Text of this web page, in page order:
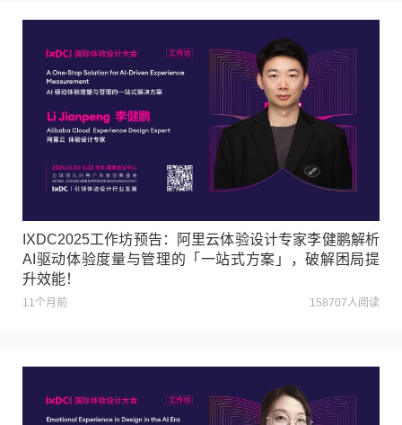
IXDC2025工作坊预告：阿里云体验设计专家李健鹏解析
AI驱动体验度量与管理的「一站式方案」，破解困局提
升效能！
11个月前 158707人阅读